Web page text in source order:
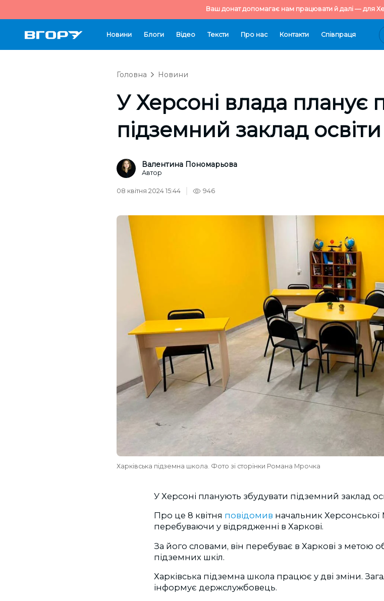
Ваш донат допомагає нам працювати й далі — для
Новини Блоги Відео Тексти Про нас Контакти Cпівпраця
Головна Новини
У Херсоні влада планує
підземний заклад освіти
Валентина Пономарьова
Автор
08 квітня 2024 15:44 946
Харківська підземна школа. Фото зі сторінки Романа Мрочка
У Херсоні планують збудувати підземний заклад
Про це 8 квітня повідомив начальник
перебуваючи у відрядженні в Харкові.
За його словами, він перебуває в Харкові з метою
підземних шкіл.
Харківська підземна школа працює у дві зміни.
інформує держслужбовець.